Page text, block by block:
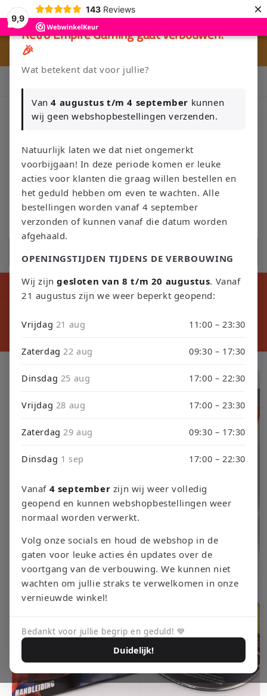
9,9
143 Reviews ×
Meteen
naar de
content
Klik Hier en Verkoop je Game of TCG collectie aan Retro Empire
Nieuw: zoek je Magic-deck automatisch op in onze voorraad.
Winkelwagen
Kortingscode tijdens ons verbouwing10% Korting op Games en
Consoles : Verbouwing2026
⚠️ PLEASE NOTE: Orders placed from August 4 through
September 3 will be shipped on September 4 due to our
direct naar
Retro Empire Gaming gaat verbouwen!
🎉
Wat betekent dat voor jullie?
Van4 augustus t/m 4 september kunnen
wij geen webshopbestellingen verzenden.
Natuurlijk laten we dat niet ongemerkt
voorbijgaan! In deze periode komen er leuke
acties voor klanten die graag willen bestellen en
het geduld hebben om even te wachten. Alle
bestellingen worden vanaf 4 september
verzonden of kunnen vanaf die datum worden
afgehaald.
OPENINGSTIJDEN TIJDENS DE VERBOUWING
Wij zijngesloten van 8 t/m 20 augustus. Vanaf
21 augustus zijn we weer beperkt geopend:
Vrijdag 21 aug 11:00 – 23:30
Zaterdag22 aug 09:30 – 17:30
Dinsdag 25 aug 17:00 – 22:30
Vrijdag 28 aug 17:00 – 23:30
Zaterdag29 aug 09:30 – 17:30
Dinsdag 1 sep 17:00 – 22:30
Vanaf 4 september zijn wij weer volledig
geopend en kunnen webshopbestellingen weer
normaal worden verwerkt.
Volg onze socials en houd de webshop in de
gaten voor leuke acties én updates over de
voortgang van de verbouwing. We kunnen niet
wachten om jullie straks te verwelkomen in onze
vernieuwde winkel!
Bedankt voor jullie begrip en geduld! 💙
Duidelijk!